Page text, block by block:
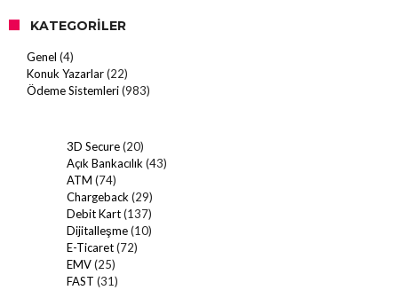
KATEGORILER
Genel (4)
Konuk Yazarlar(22)
Ödeme Sistemleri(983)
3D Secure(20)
Açık Bankacılık (43)
ATM (74)
Chargeback (29)
Debit Kart(137)
Dijitalleşme(10)
E-Ticaret(72)
EMV(25)
FAST (31)